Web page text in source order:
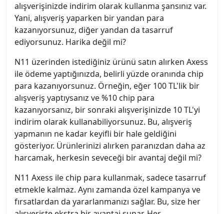
alışverişinizde indirim olarak kullanma şansınız var.
Yani, alışveriş yaparken bir yandan para
kazanıyorsunuz, diğer yandan da tasarruf
ediyorsunuz. Harika değil mi?
N11 üzerinden istediğiniz ürünü satın alırken Axess
ile ödeme yaptığınızda, belirli yüzde oranında chip
para kazanıyorsunuz. Örneğin, eğer 100 TL'lik bir
alışveriş yaptıysanız ve %10 chip para
kazanıyorsanız, bir sonraki alışverişinizde 10 TL'yi
indirim olarak kullanabiliyorsunuz. Bu, alışveriş
yapmanın ne kadar keyifli bir hale geldiğini
gösteriyor. Ürünlerinizi alırken paranızdan daha az
harcamak, herkesin seveceği bir avantaj değil mi?
N11 Axess ile chip para kullanmak, sadece tasarruf
etmekle kalmaz. Aynı zamanda özel kampanya ve
fırsatlardan da yararlanmanızı sağlar. Bu, size her